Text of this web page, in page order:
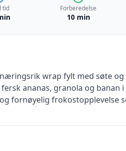
tid Forberedelse
10 min
wrap fylt med søte
ananas, granola og
fornøyelig frokostopplevelse